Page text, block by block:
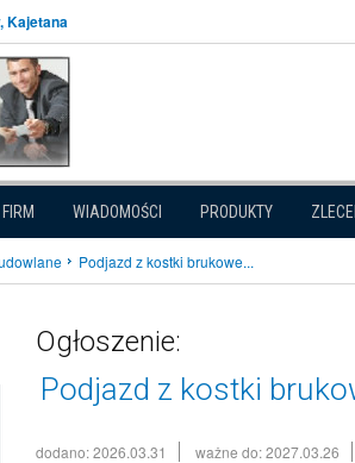
Kajetana
WIADOMOŚCI PRODUKTY
Podjazd z kostki brukowe...
Ogłoszenie:
Podjazd z kostki
dodano: 2026.03.31 ważne do: 2027.03.26